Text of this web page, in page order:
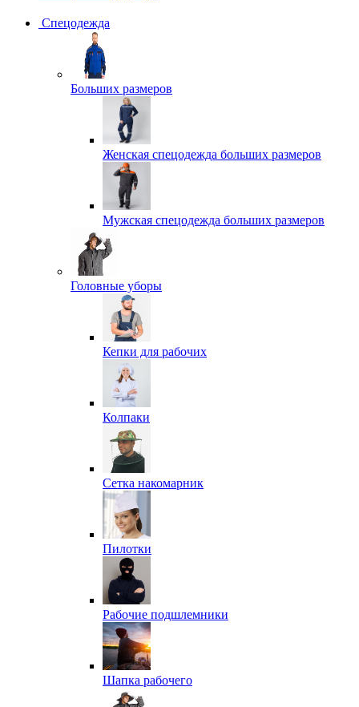
Спецодежда
Больших размеров
Женская спецодежда больших размеров
Мужская спецодежда больших размеров
Головные уборы
Кепки для рабочих
Колпаки
Сетка накомарник
Пилотки
Рабочие подшлемники
Шапка рабочего